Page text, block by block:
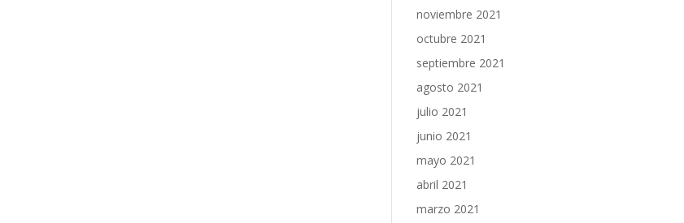
noviembre 2021
octubre 2021
septiembre 2021
agosto 2021
julio 2021
junio 2021
mayo 2021
abril 2021
marzo 2021